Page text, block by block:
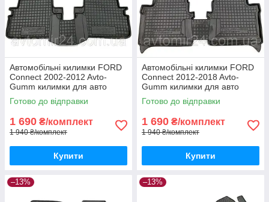
Автомобільні килимки FORD
Connect 2002-2012 Avto-
Gumm килимки для авто
ФОРД Коннект 2002-2012
Автогум
Готово до відправки
1 690 ₴/комплект
1 940 ₴/комплект
Купити
Автомобільні килимки FORD
Connect 2012-2018 Avto-
Gumm килимки для авто
ФОРД Коннект 2012-2018
Автогум
Готово до відправки
1 690 ₴/комплект
1 940 ₴/комплект
Купити
–13% –13%